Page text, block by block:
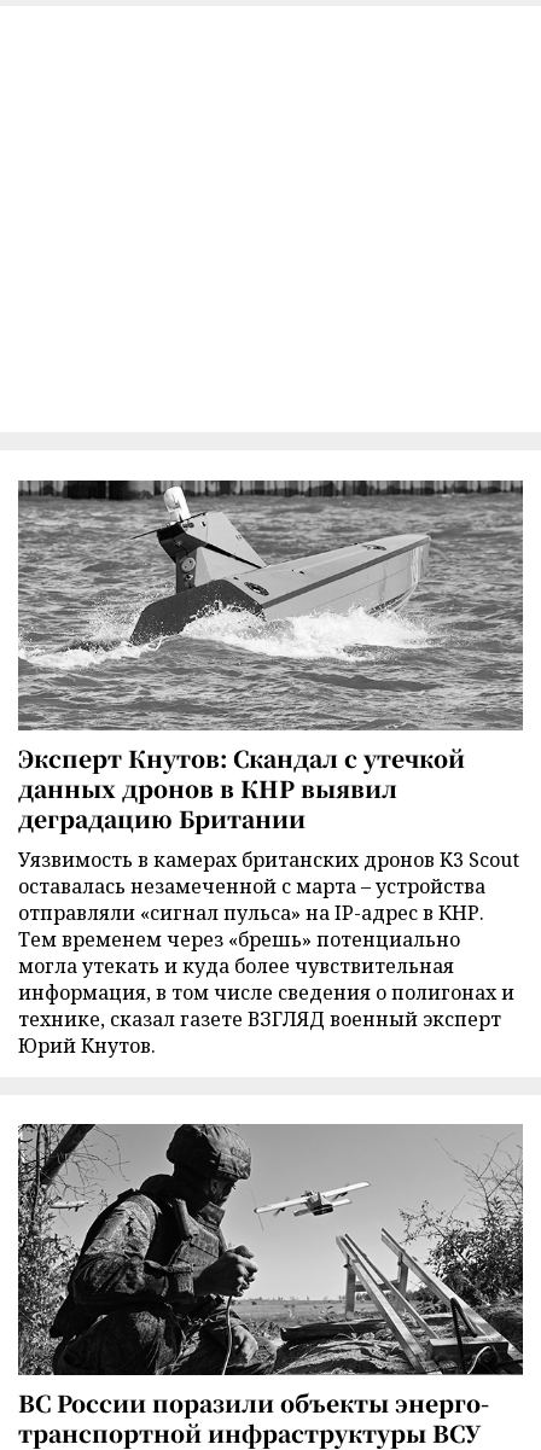
Эксперт Кнутов: Скандал с утечкой
данных дронов в КНР выявил
деградацию Британии
Уязвимость в камерах британских дронов K3 Scout
оставалась незамеченной с марта – устройства
отправляли «сигнал пульса» на IP-адрес в КНР.
Тем временем через «брешь» потенциально
могла утекать и куда более чувствительная
информация, в том числе сведения о полигонах и
технике, сказал газете ВЗГЛЯД военный эксперт
Юрий Кнутов.
ВС России поразили объекты энерго-
транспортной инфраструктуры ВСУ